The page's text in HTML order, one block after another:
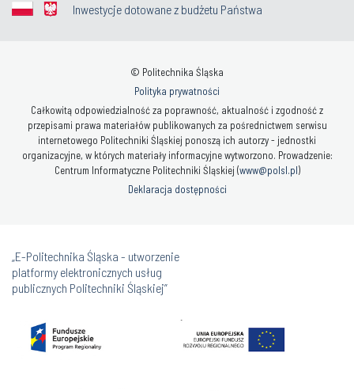
Inwestycje dotowane z budżetu Państwa
© Politechnika Śląska
Polityka prywatności
Całkowitą odpowiedzialność za poprawność, aktualność i zgodność z
przepisami prawa materiałów publikowanych za pośrednictwem serwisu
internetowego Politechniki Śląskiej ponoszą ich autorzy - jednostki
organizacyjne, w których materiały informacyjne wytworzono. Prowadzenie:
Centrum Informatyczne Politechniki Śląskiej (www@polsl.pl)
Deklaracja dostępności
„E-Politechnika Śląska - utworzenie
platformy elektronicznych usług
publicznych Politechniki Śląskiej”